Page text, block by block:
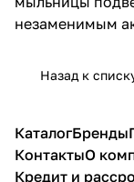
3 888
никель
2 106 ₽
незаменимым
Назад к
КаталогБренды
КонтактыО
Кредит и